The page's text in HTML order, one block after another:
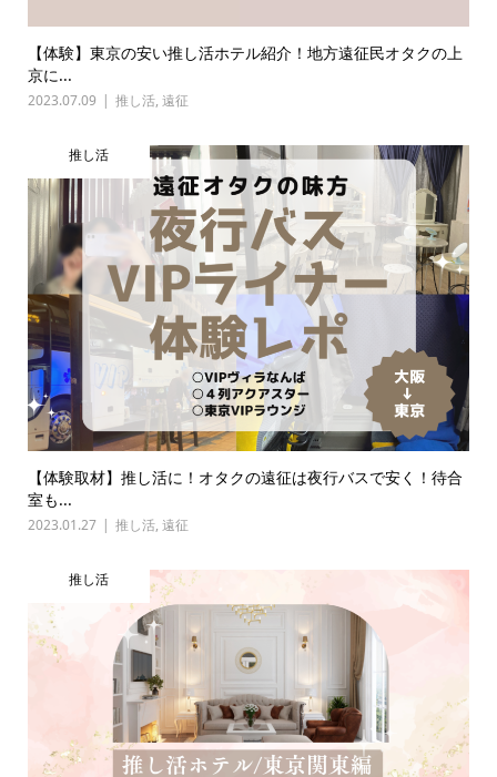
【体験】東京の安い推し活ホテル紹介！地方遠征民オタクの上
京に...
2023.07.09 推し活, 遠征
推し活
【体験取材】推し活に！オタクの遠征は夜行バスで安く！待合
室も...
2023.01.27 推し活, 遠征
推し活